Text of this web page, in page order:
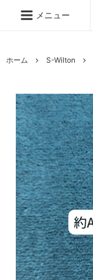
メニュー
ホーム S-Wilton